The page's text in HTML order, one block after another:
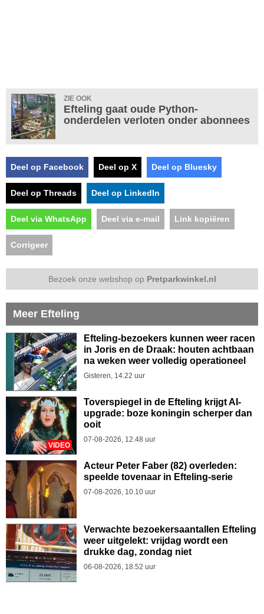
ZIE OOK
Efteling gaat oude Python-
onderdelen verloten onder abonnees
Deel op Facebook Deel op X Deel op Bluesky
Deel op Threads Deel op LinkedIn
Deel via WhatsApp Deel via e-mail Link kopiëren
Corrigeer
Bezoek onze webshop op Pretparkwinkel.nl
Meer Efteling
Efteling-bezoekers kunnen weer racen
in Joris en de Draak: houten achtbaan
na weken weer volledig operationeel
Gisteren, 14.22 uur
VIDEO
Toverspiegel in de Efteling krijgt AI-
upgrade: boze koningin scherper dan
ooit
07-08-2026, 12.48 uur
Acteur Peter Faber (82) overleden:
speelde tovenaar in Efteling-serie
07-08-2026, 10.10 uur
Verwachte bezoekersaantallen Efteling
weer uitgelekt: vrijdag wordt een
drukke dag, zondag niet
06-08-2026, 18.52 uur